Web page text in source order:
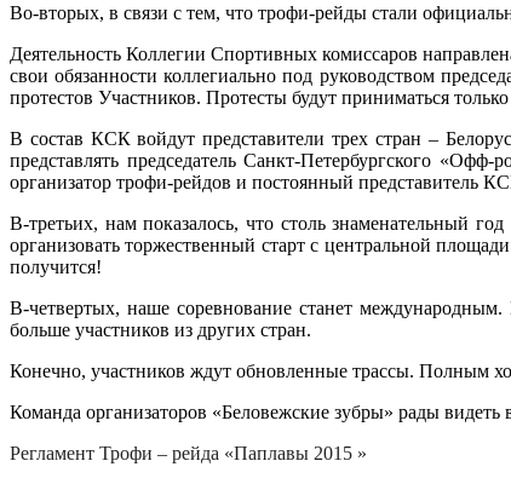
Во-вторых, в связи с тем, что трофи-рейды стали
Деятельность Коллегии Спортивных комиссаров
свои обязанности коллегиально под руководством
протестов Участников. Протесты будут приниматься
В состав КСК войдут представители трех стран –
представлять председатель Санкт-Петербургского
организатор трофи-рейдов и постоянный представитель
В-третьих, нам показалось, что столь знаменательный
организовать торжественный старт с центральной
получится!
В-четвертых, наше соревнование станет
больше участников из других стран.
Конечно, участников ждут обновленные трассы. Полным
Команда организаторов «Беловежские зубры» рады
Регламент Трофи – рейда «Паплавы 2015 »